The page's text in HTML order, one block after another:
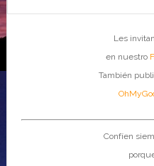
Les
en nuestro
También
Confíen